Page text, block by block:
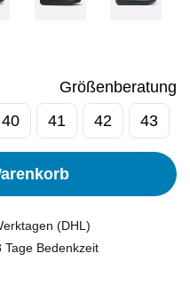
Größenberatung
40 41 42 43
(DHL)
Tage Bedenkzeit